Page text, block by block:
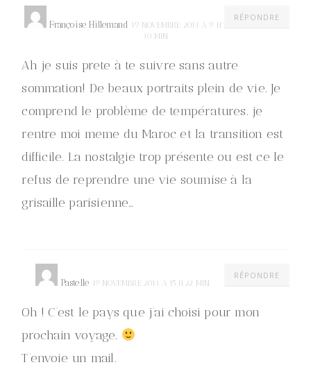
RÉPONDRE
Françoise Hillemand
19 NOVEMBRE 2013 À 9 H
30 MIN
Ah je suis prete à te suivre sans autre
sommation! De beaux portraits plein de vie. Je
comprend le problème de températures. je
rentre moi meme du Maroc et la transition est
difficile. La nostalgie trop présente ou est ce le
refus de reprendre une vie soumise à la
grisaille parisienne…
RÉPONDRE
Pastelle 19 NOVEMBRE 2013 À 15 H 22 MIN
Oh ! C’est le pays que j’ai choisi pour mon
prochain voyage.
T’envoie un mail.